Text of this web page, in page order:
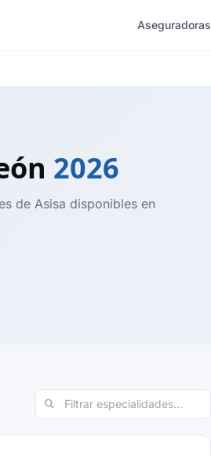
Aseguradoras
2026
de Asisa disponibles en